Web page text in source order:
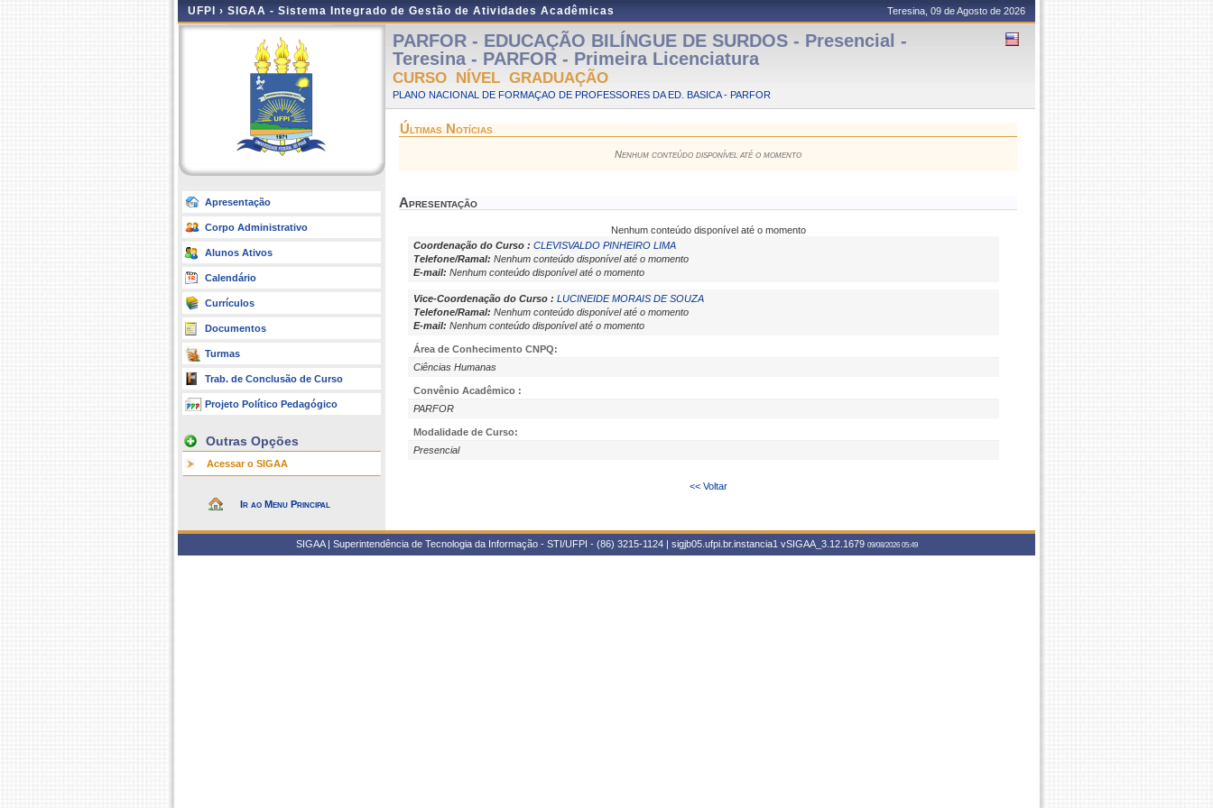
UFPI › SIGAA - Sistema Integrado de Gestão de Atividades Acadêmicas Teresina, 09 de Agosto de 2026
Apresentação
Corpo Administrativo
Alunos Ativos
Calendário
Currículos
Documentos
Turmas
Trab. de Conclusão de Curso
Projeto Político Pedagógico
Outras Opções
Acessar o SIGAA
Ir ao Menu Principal
PARFOR - EDUCAÇÃO BILÍNGUE DE SURDOS - Presencial -
Teresina - PARFOR - Primeira Licenciatura
CURSO NÍVEL GRADUAÇÃO
PLANO NACIONAL DE FORMAÇAO DE PROFESSORES DA ED. BASICA - PARFOR
Últimas Notícias
Nenhum conteúdo disponível até o momento
Apresentação
Nenhum conteúdo disponível até o momento
Coordenação do Curso : CLEVISVALDO PINHEIRO LIMA
Telefone/Ramal: Nenhum conteúdo disponível até o momento
E-mail: Nenhum conteúdo disponível até o momento
Vice-Coordenação do Curso : LUCINEIDE MORAIS DE SOUZA
Telefone/Ramal: Nenhum conteúdo disponível até o momento
E-mail: Nenhum conteúdo disponível até o momento
Área de Conhecimento CNPQ:
Ciências Humanas
Convênio Acadêmico :
PARFOR
Modalidade de Curso:
Presencial
<< Voltar
SIGAA | Superintendência de Tecnologia da Informação - STI/UFPI - (86) 3215-1124 | sigjb05.ufpi.br.instancia1 vSIGAA_3.12.1679 09/08/2026 05:49